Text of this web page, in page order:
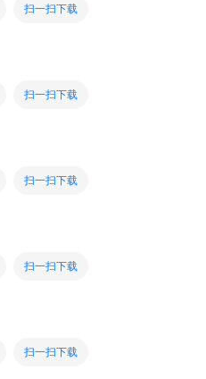
扫一扫下载
扫一扫下载
扫一扫下载
扫一扫下载
扫一扫下载